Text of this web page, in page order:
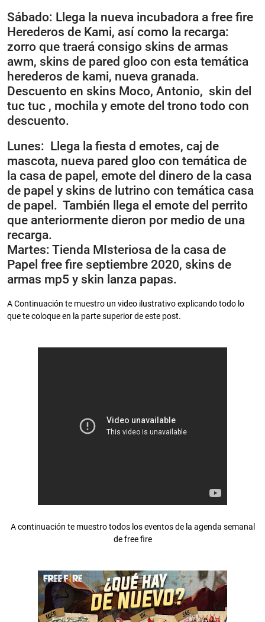
Sábado: Llega la nueva incubadora a free fire
Herederos de Kami, así como la recarga:
zorro que traerá consigo skins de armas
awm, skins de pared gloo con esta temática
herederos de kami, nueva granada.
Descuento en skins Moco, Antonio, skin del
tuc tuc , mochila y emote del trono todo con
descuento.
Lunes: Llega la fiesta d emotes, caj de
mascota, nueva pared gloo con temática de
la casa de papel, emote del dinero de la casa
de papel y skins de lutrino con temática casa
de papel. También llega el emote del perrito
que anteriormente dieron por medio de una
recarga.
Martes: Tienda MIsteriosa de la casa de
Papel free fire septiembre 2020, skins de
armas mp5 y skin lanza papas.
A Continuación te muestro un video ilustrativo explicando todo lo
que te coloque en la parte superior de este post.
A continuación te muestro todos los eventos de la agenda semanal
de free fire